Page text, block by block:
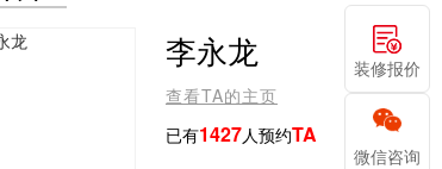
李永龙
查看TA的主页
已有1427人预约TA
装修报价
微信咨询